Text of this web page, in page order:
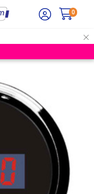
×
0